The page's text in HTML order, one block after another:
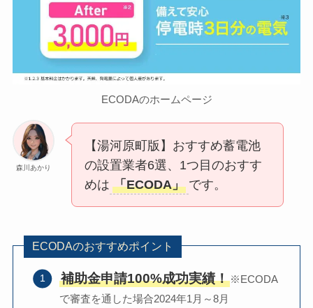
ECODAのホームページ
森川あかり
【湯河原町版】おすすめ蓄電池
の設置業者6選、1つ目のおすす
めは 「ECODA」 です。
ECODAのおすすめポイント
補助金申請100%成功実績！※ECODA
で審査を通した場合2024年1月～8月